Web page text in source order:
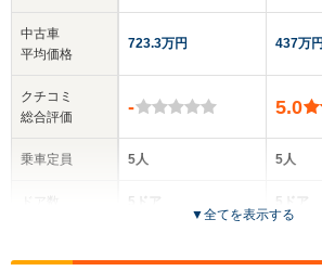
中古車
平均価格
クチコミ
総合評価
乗車定員
723.3万円
-
5人
5ドア
全高
437万円
5.0
5人
5ドア
全
▼全てを表示する